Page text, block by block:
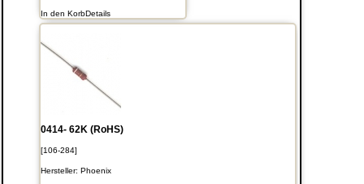
In den KorbDetails
0414- 62K (RoHS)
[106-284]
Hersteller: Phoenix